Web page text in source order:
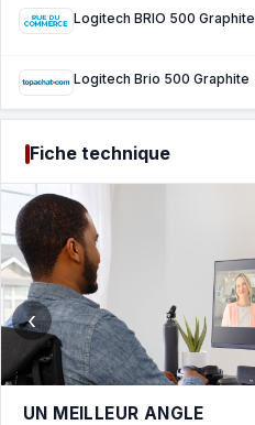
Logitech BRIO 500 Graphite
Logitech Brio 500 Graphite
Fiche technique
UN MEILLEUR ANGLE
‹